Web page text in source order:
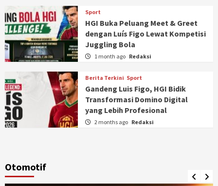
Sport
HGI Buka Peluang Meet & Greet
dengan Luís Figo Lewat Kompetisi
Juggling Bola
1 month ago Redaksi
Berita Terkini Sport
Gandeng Luis Figo, HGI Bidik
Transformasi Domino Digital
yang Lebih Profesional
2 months ago Redaksi
Otomotif